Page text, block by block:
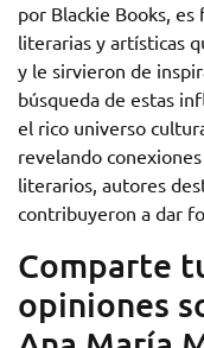
por Blackie Books,
literarias y artísticas
y le sirvieron de
búsqueda de estas
el rico universo
revelando
literarios, autores
contribuyeron a dar
Comparte
opiniones